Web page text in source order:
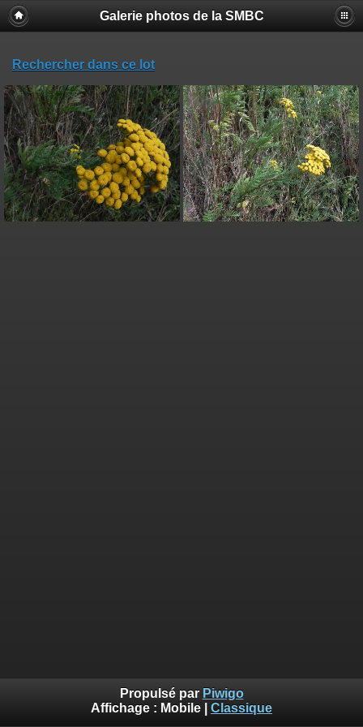
Galerie photos de la SMBC
Rechercher dans ce lot
Propulsé par Piwigo
Affichage : Mobile Classique